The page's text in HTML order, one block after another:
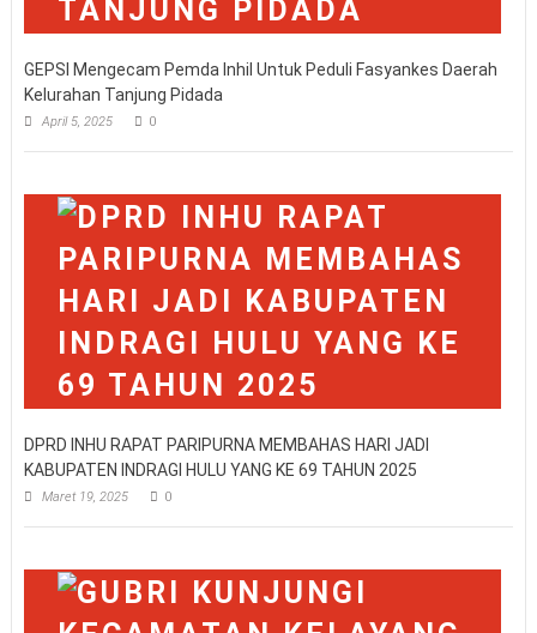
GEPSI Mengecam Pemda Inhil Untuk Peduli Fasyankes Daerah
Kelurahan Tanjung Pidada
April 5, 2025 0
DPRD INHU RAPAT PARIPURNA MEMBAHAS HARI JADI
KABUPATEN INDRAGI HULU YANG KE 69 TAHUN 2025
Maret 19, 2025 0